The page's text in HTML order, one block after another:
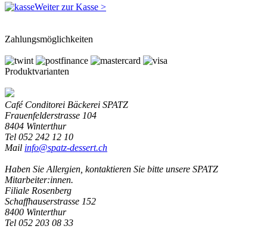
Weiter zur Kasse >
Zahlungsmöglichkeiten
Produktvarianten
Café Conditorei Bäckerei SPATZ
Frauenfelderstrasse 104
8404 Winterthur
Tel 052 242 12 10
Mail info@spatz-dessert.ch
Haben Sie Allergien, kontaktieren Sie bitte unsere SPATZ
Mitarbeiter:innen.
Filiale Rosenberg
Schaffhauserstrasse 152
8400 Winterthur
Tel 052 203 08 33